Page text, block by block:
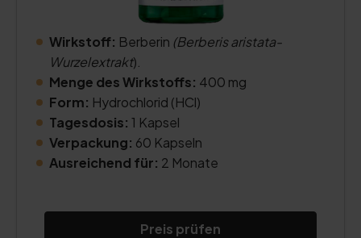
Wirkstoff: Berberin (Berberis aristata-
Wurzelextrakt).
Menge des Wirkstoffs: 400 mg
Form: Hydrochlorid (HCl)
Tagesdosis: 1 Kapsel
Verpackung: 60 Kapseln
Ausreichend für: 2 Monate
Preis prüfen